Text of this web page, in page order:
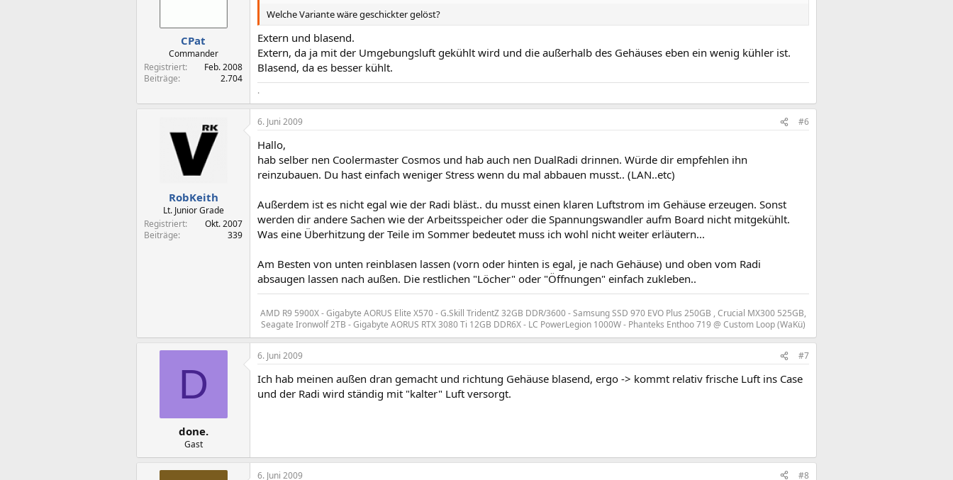
CPat
Commander
Registriert
Feb. 2008
Beiträge
2.704
Welche Variante wäre geschickter gelöst?
Extern und blasend.
Extern, da ja mit der Umgebungsluft gekühlt wird und die außerhalb des Gehäuses eben ein wenig kühler ist.
Blasend, da es besser kühlt.
.
RobKeith
Lt. Junior Grade
Registriert
Okt. 2007
Beiträge
339
6. Juni 2009 #6
Hallo,
hab selber nen Coolermaster Cosmos und hab auch nen DualRadi drinnen. Würde dir empfehlen ihn
reinzubauen. Du hast einfach weniger Stress wenn du mal abbauen musst.. (LAN..etc)
Außerdem ist es nicht egal wie der Radi bläst.. du musst einen klaren Luftstrom im Gehäuse erzeugen. Sonst
werden dir andere Sachen wie der Arbeitsspeicher oder die Spannungswandler aufm Board nicht mitgekühlt.
Was eine Überhitzung der Teile im Sommer bedeutet muss ich wohl nicht weiter erläutern...
Am Besten von unten reinblasen lassen (vorn oder hinten is egal, je nach Gehäuse) und oben vom Radi
absaugen lassen nach außen. Die restlichen "Löcher" oder "Öffnungen" einfach zukleben..
AMD R9 5900X - Gigabyte AORUS Elite X570 - G.Skill TridentZ 32GB DDR/3600 - Samsung SSD 970 EVO Plus 250GB , Crucial MX300 525GB,
Seagate Ironwolf 2TB - Gigabyte AORUS RTX 3080 Ti 12GB DDR6X - LC PowerLegion 1000W - Phanteks Enthoo 719 @ Custom Loop (WaKü)​
D
done.
Gast
6. Juni 2009 #7
Ich hab meinen außen dran gemacht und richtung Gehäuse blasend, ergo -> kommt relativ frische Luft ins Case
und der Radi wird ständig mit "kalter" Luft versorgt.
6. Juni 2009 #8